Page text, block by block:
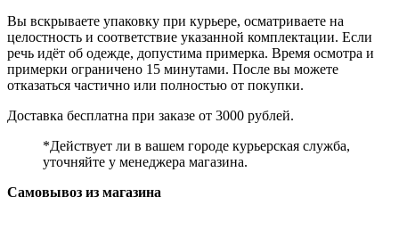
Вы вскрываете упаковку при курьере, осматриваете на
целостность и соответствие указанной комплектации. Если
речь идёт об одежде, допустима примерка. Время осмотра и
примерки ограничено 15 минутами. После вы можете
отказаться частично или полностью от покупки.
Доставка бесплатна при заказе от 3000 рублей.
*Действует ли в вашем городе курьерская служба,
уточняйте у менеджера магазина.
Самовывоз из магазина